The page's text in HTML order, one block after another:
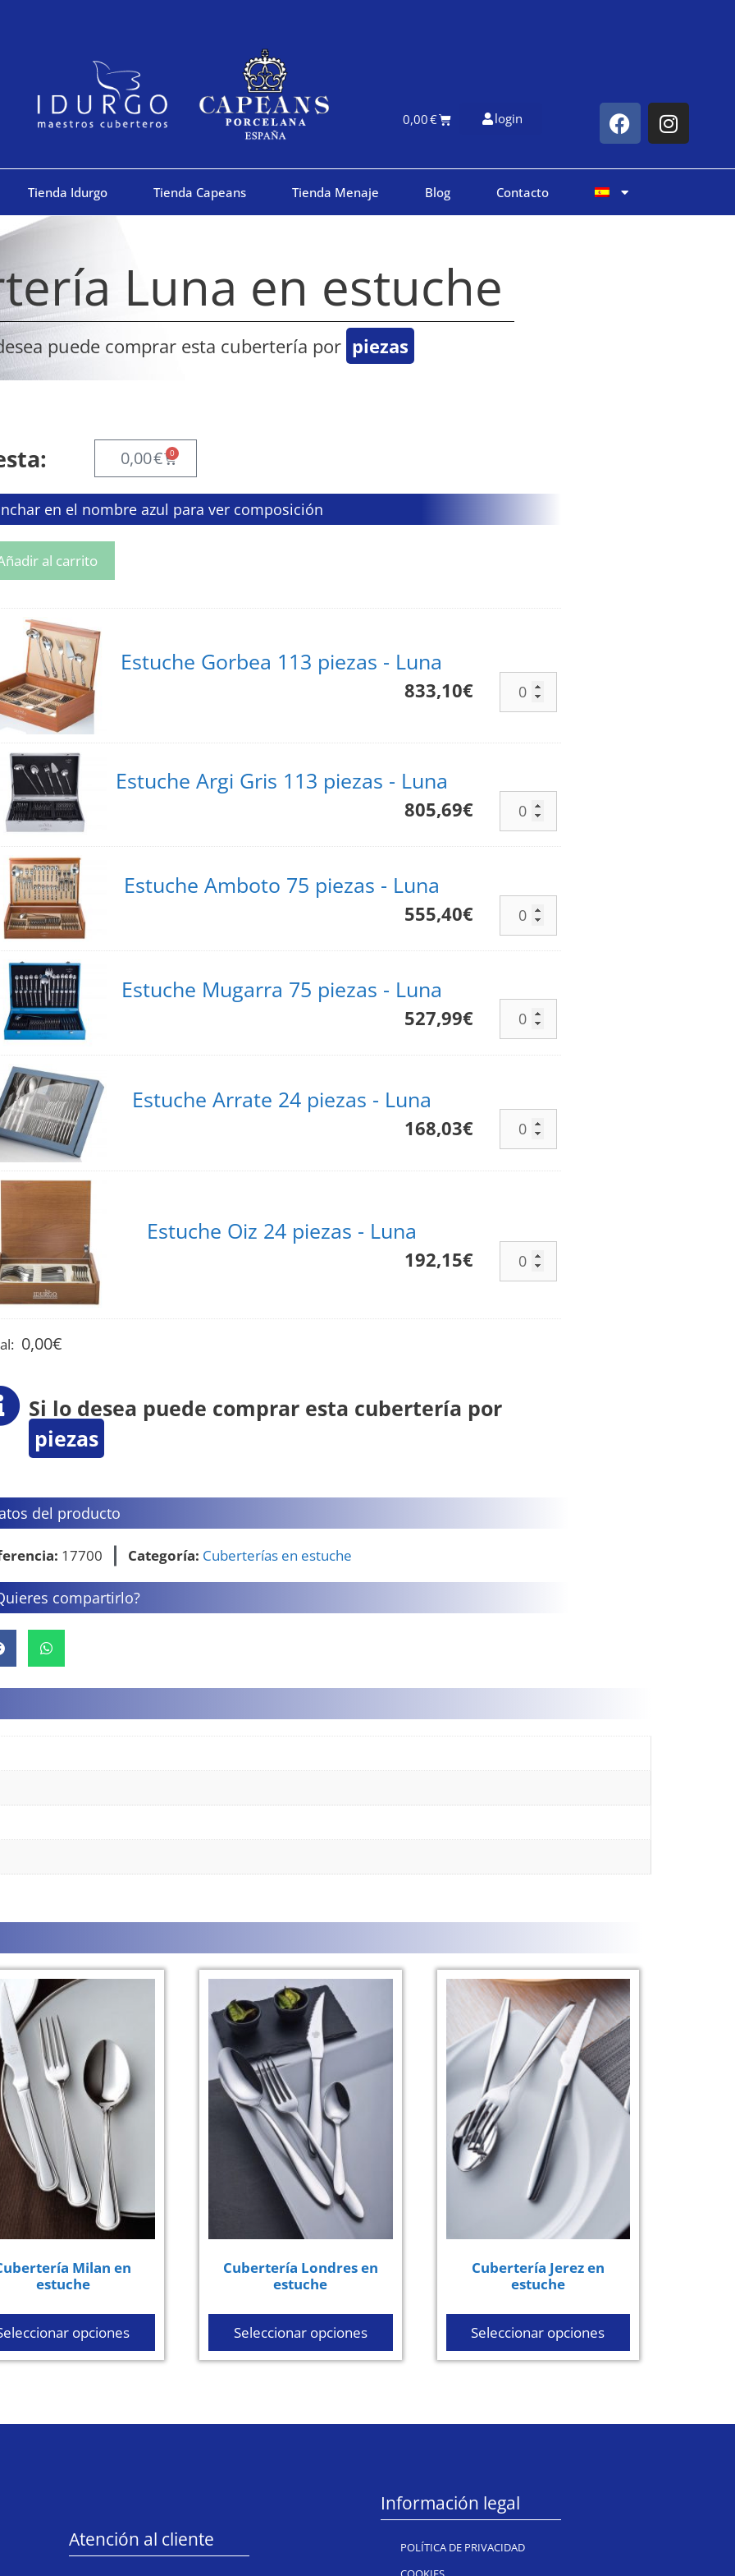
0,00€ login
Tienda Idurgo Tienda Capeans Tienda Menaje Blog Contacto
Luna en estuche
puede comprar esta cubertería por piezas
0,00€ 0
en el nombre azul para ver composición
al carrito
Estuche Gorbea 113 piezas - Luna
833,10€
Estuche Argi Gris 113 piezas - Luna
805,69€
Estuche Amboto 75 piezas - Luna
555,40€
Estuche Mugarra 75 piezas - Luna
527,99€
Estuche Arrate 24 piezas - Luna
168,03€
Estuche Oiz 24 piezas - Luna
192,15€
0,00€
Si lo desea puede comprar esta cubertería por
piezas
del producto
17700 Categoría: Cuberterías en estuche
compartirlo?
Milan en
estuche
opciones
Cubertería Londres en
estuche
Seleccionar opciones
Cubertería Jerez en
estuche
Seleccionar opciones
Atención al cliente
Información legal
POLÍTICA DE PRIVACIDAD